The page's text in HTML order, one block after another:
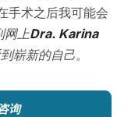
手术之后我可能会
网上Dra. Karina
崭新的自己。
询